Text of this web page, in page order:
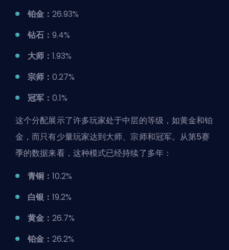
铂金： 26.93%
钻石： 9.4%
大师： 1.93%
宗师： 0.27%
冠军： 0.1%
这个分配展示了许多玩家处于中层的等级，如黄金和铂
金，而只有少量玩家达到大师、宗师和冠军。从第5赛
季的数据来看，这种模式已经持续了多年：
青铜： 10.2%
白银： 19.2%
黄金： 26.7%
铂金： 26.2%